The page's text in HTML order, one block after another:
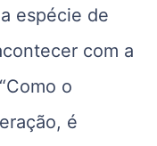
espécie de
com a
o
é